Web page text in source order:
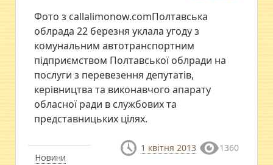
Новини
Фото з callalimonow.comПолтавська
облрада 22 березня уклала угоду з
комунальним автотранспортним
підприємством Полтавської облради на
послуги з перевезення депутатів,
керівництва та виконавчого апарату
обласної ради в службових та
представницьких цілях.
1 квітня 2013 1360